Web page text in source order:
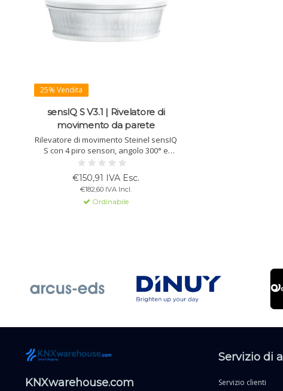
25% Vendita
sensIQ S V3.1 | Rivelatore di
movimento da parete
Rilevatore di movimento Steinel sensIQ
S con 4 piro sensori, angolo 300° e
portata 20 m. Per interni/esterni,
montaggio a parete, con telecomando
e integrazione KNX.
€150,91 IVA Esc.
€182,60 IVA Incl.
Ordinabile
KNXwarehouse.com
Servizio di
Servizio clienti